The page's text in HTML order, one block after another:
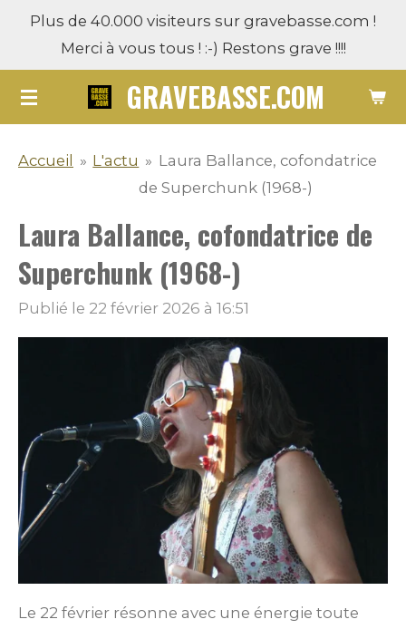
Passer
contenu
principal
GRAVEBASSE.COM
Plus de 40.000 visiteurs sur gravebasse.com !
Merci à vous tous ! :-) Restons grave !!!!
Accueil » L'actu » Laura Ballance, cofondatrice
de Superchunk (1968-)
Laura Ballance, cofondatrice de
Superchunk (1968-)
Publié le 22 février 2026 à 16:51
Le 22 février résonne avec une énergie toute